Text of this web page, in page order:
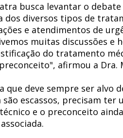
busca levantar o debate
dos diversos tipos de
e atendimentos de
muitas discussões e
do tratamento
afirmou a Dra.
que deve sempre ser alvo
escassos, precisam ter
e o preconceito